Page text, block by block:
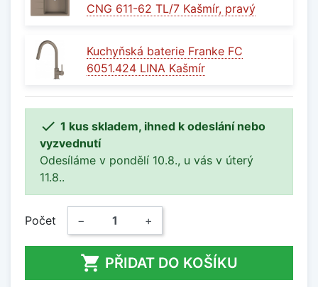
CNG 611-62 TL/7 Kašmír, pravý
Kuchyňská baterie Franke FC
6051.424 LINA Kašmír
 1 kus skladem, ihned k odeslání nebo
vyzvednutí
Odesíláme v pondělí 10.8., u vás v úterý
11.8..
Počet − +
 PŘIDAT DO KOŠÍKU